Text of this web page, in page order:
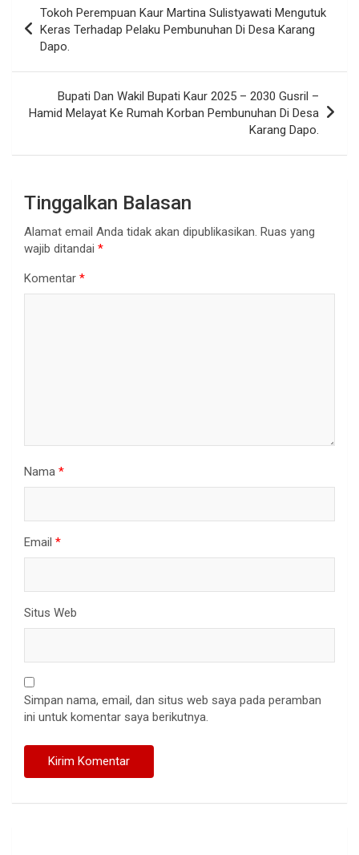
pos
Tokoh Perempuan Kaur Martina Sulistyawati Mengutuk
Keras Terhadap Pelaku Pembunuhan Di Desa Karang
Dapo.
Bupati Dan Wakil Bupati Kaur 2025 – 2030 Gusril –
Hamid Melayat Ke Rumah Korban Pembunuhan Di Desa
Karang Dapo.
Tinggalkan Balasan
Alamat email Anda tidak akan dipublikasikan. Ruas yang
wajib ditandai *
Komentar *
Nama *
Email *
Situs Web
Simpan nama, email, dan situs web saya pada peramban
ini untuk komentar saya berikutnya.